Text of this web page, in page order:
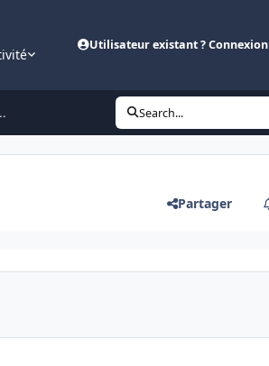
Utilisateur existant ? Connexion
Search...
Partager